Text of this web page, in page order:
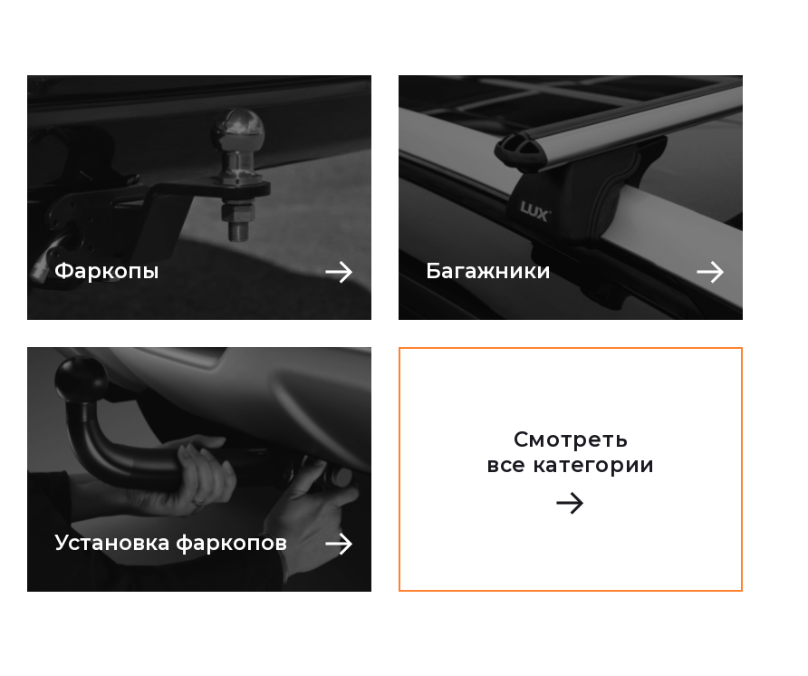
Фаркопы Багажники
Установка фаркопов
Смотреть
все категории